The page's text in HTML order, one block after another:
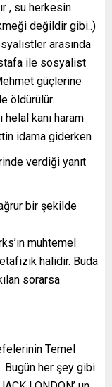
, su herkesin
değildir gibi..)
arasında
ile sosyalist
güçlerine
öldürülür.
helal kanı haram
idama giderken
verdiği yanıt
bir şekilde
muhtemel
halidir. Buda
sorarsa
Temel
Bugün her şey gibi